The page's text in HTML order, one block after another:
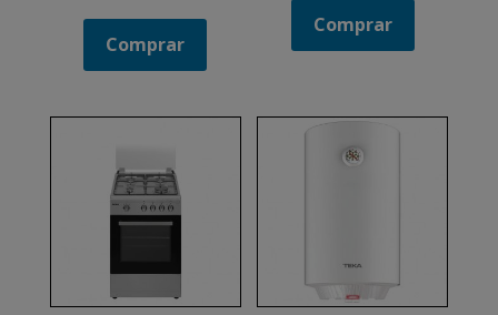
Comprar
Comprar